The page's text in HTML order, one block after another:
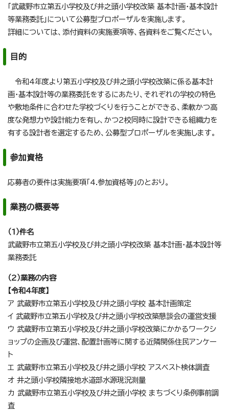
「武蔵野市立第五小学校及び井之頭小学校改築 基本計画・基本設計
等業務委託」について公募型プロポーザルを実施します。
詳細については、添付資料の実施要項等、各資料をご覧ください。
目的
令和4年度より第五小学校及び井之頭小学校改築に係る基本計
画・基本設計等の業務委託をするにあたり、それぞれの学校の特色
や敷地条件に合わせた学校づくりを行うことができる、柔軟かつ高
度な発想力や設計能力を有し、かつ2校同時に設計できる組織力を
有する設計者を選定するため、公募型プロポーザルを実施します。
参加資格
応募者の要件は実施要項「4.参加資格等」のとおり。
業務の概要等
（1）件名
武蔵野市立第五小学校及び井之頭小学校改築 基本計画・基本設計等
業務委託
（2）業務の内容
【令和4年度】
ア 武蔵野市立第五小学校及び井之頭小学校 基本計画策定
イ 武蔵野市立第五小学校及び井之頭小学校改築懇談会の運営支援
ウ 武蔵野市立第五小学校及び井之頭小学校改築にかかるワークシ
ョップの企画及び運営、配置計画等に関する近隣関係住民アンケー
ト
エ 武蔵野市立第五小学校及び井之頭小学校 アスベスト検体調査
オ 井之頭小学校隣接地水道部水源現況測量
カ 武蔵野市立第五小学校及び井之頭小学校 まちづくり条例事前調
査